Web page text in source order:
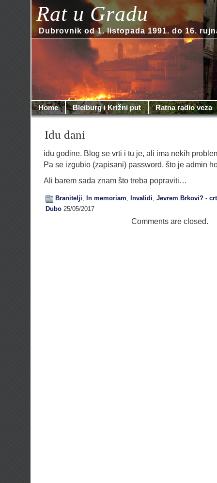
Rat u Gradu
Dubrovnik od 1. listopada 1991. do 16.
Home Bleiburg i Križni put Ratna radio veza
Idu dani
idu godine. Blog se vrti i tu je, ali ima nekih
Pa se izgubio (zapisani) password, što je admin
Ali barem sada znam što treba popraviti…
Branitelji, In memoriam, Invalidi, Jevrem Brkovi? -
Dubo 25/05/2017
Comments are closed.